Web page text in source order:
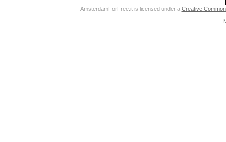
AmsterdamForFree.itis licensed under a Creative